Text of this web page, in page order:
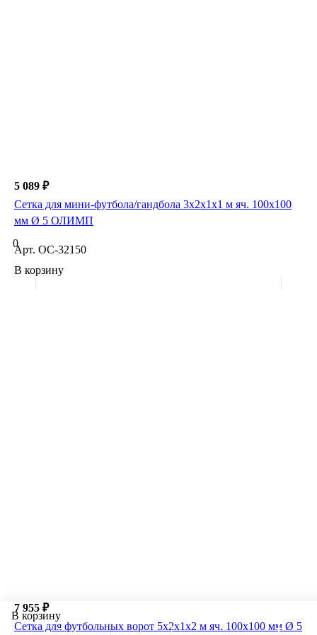
В корзину
5 089 ₽
Сетка для мини-футбола/гандбола 3х2х1х1 м яч. 100х100
мм Ø 5 ОЛИМП
0
Арт. ОС-32150
В корзину
7 955 ₽
Сетка для футбольных ворот 5х2х1х2 м яч. 100х100 мм Ø 5